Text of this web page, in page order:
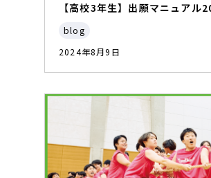
【高校3年生】出願マニュアル
blog
2024年8月9日